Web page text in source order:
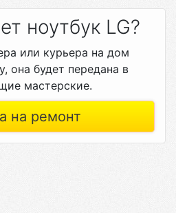
ноутбук LG?
или курьера на дом
она будет передана в
мастерские.
на ремонт